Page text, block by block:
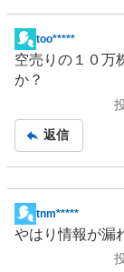
掲
示
板
too*****
空売りの１０万
か？
返信
掲
示
tnm*****
やはり情報が漏